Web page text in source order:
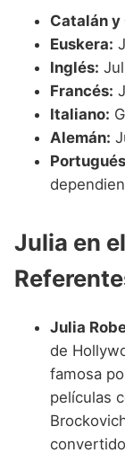
Catalán y
Euskera:
Inglés:
Francés:
Italiano:
Alemán:
Julia en
Julia
de
famosa
películas